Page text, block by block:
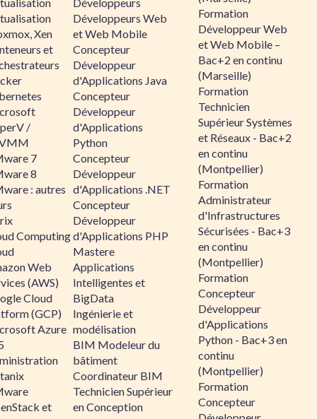
Xen
et
/
7
8
: autres
Computing
Web
(AWS)
Cloud
(GCP)
Azure
et
Développeurs Web
et Web Mobile
Concepteur
Développeur
d'Applications Java
Concepteur
Développeur
d'Applications
Python
Concepteur
Développeur
d'Applications .NET
Concepteur
Développeur
d'Applications PHP
Mastere
Applications
Intelligentes et
BigData
Ingénierie et
modélisation
BIM Modeleur du
bâtiment
Coordinateur BIM
Technicien Supérieur
en Conception
Formation
Développeur Web
et Web Mobile –
Bac+2 en continu
(Marseille)
Formation
Technicien
Supérieur Systèmes
et Réseaux - Bac+2
en continu
(Montpellier)
Formation
Administrateur
d'Infrastructures
Sécurisées - Bac+3
en continu
(Montpellier)
Formation
Concepteur
Développeur
d'Applications
Python - Bac+3 en
continu
(Montpellier)
Formation
Concepteur